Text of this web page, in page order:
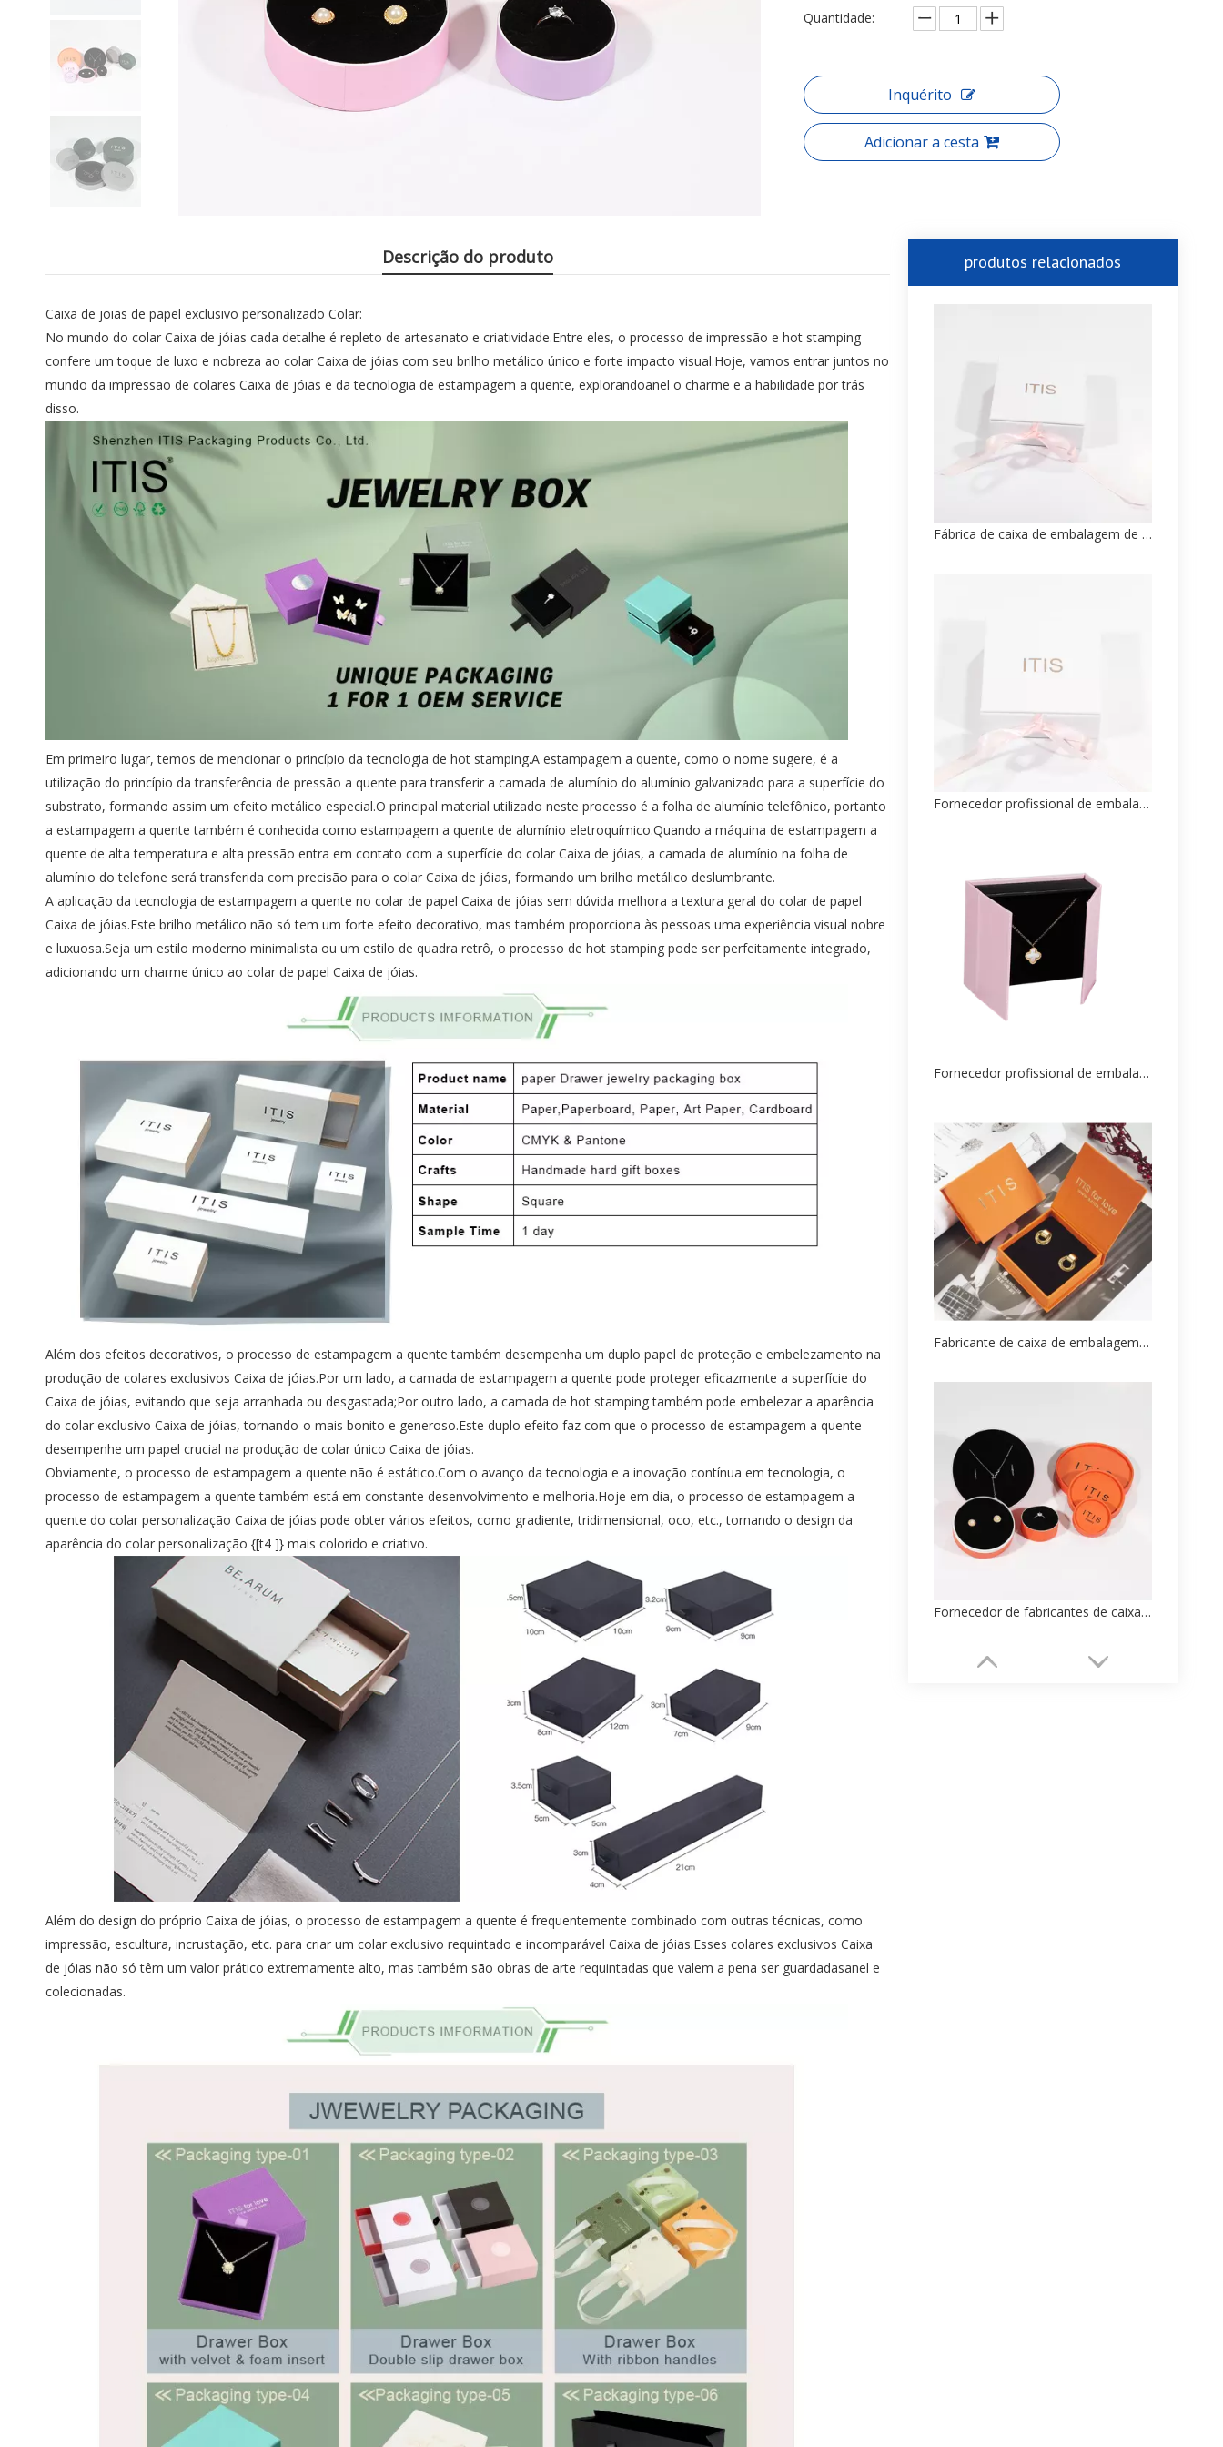
Quantidade:
Inquérito
Adicionar a cesta
Descrição do produto
Caixa de joias de papel exclusivo personalizado Colar:
No mundo do colar Caixa de jóias cada detalhe é repleto de artesanato e criatividade.Entre eles, o processo de impressão e hot stamping
confere um toque de luxo e nobreza ao colar Caixa de jóias com seu brilho metálico único e forte impacto visual.Hoje, vamos entrar juntos no
mundo da impressão de colares Caixa de jóias e da tecnologia de estampagem a quente, explorandoanel o charme e a habilidade por trás
disso.
Em primeiro lugar, temos de mencionar o princípio da tecnologia de hot stamping.A estampagem a quente, como o nome sugere, é a
utilização do princípio da transferência de pressão a quente para transferir a camada de alumínio do alumínio galvanizado para a superfície do
substrato, formando assim um efeito metálico especial.O principal material utilizado neste processo é a folha de alumínio telefônico, portanto
a estampagem a quente também é conhecida como estampagem a quente de alumínio eletroquímico.Quando a máquina de estampagem a
quente de alta temperatura e alta pressão entra em contato com a superfície do colar Caixa de jóias, a camada de alumínio na folha de
alumínio do telefone será transferida com precisão para o colar Caixa de jóias, formando um brilho metálico deslumbrante.
A aplicação da tecnologia de estampagem a quente no colar de papel Caixa de jóias sem dúvida melhora a textura geral do colar de papel
Caixa de jóias.Este brilho metálico não só tem um forte efeito decorativo, mas também proporciona às pessoas uma experiência visual nobre
e luxuosa.Seja um estilo moderno minimalista ou um estilo de quadra retrô, o processo de hot stamping pode ser perfeitamente integrado,
adicionando um charme único ao colar de papel Caixa de jóias.
Além dos efeitos decorativos, o processo de estampagem a quente também desempenha um duplo papel de proteção e embelezamento na
produção de colares exclusivos Caixa de jóias.Por um lado, a camada de estampagem a quente pode proteger eficazmente a superfície do
Caixa de jóias, evitando que seja arranhada ou desgastada;Por outro lado, a camada de hot stamping também pode embelezar a aparência
do colar exclusivo Caixa de jóias, tornando-o mais bonito e generoso.Este duplo efeito faz com que o processo de estampagem a quente
desempenhe um papel crucial na produção de colar único Caixa de jóias.
Obviamente, o processo de estampagem a quente não é estático.Com o avanço da tecnologia e a inovação contínua em tecnologia, o
processo de estampagem a quente também está em constante desenvolvimento e melhoria.Hoje em dia, o processo de estampagem a
quente do colar personalização Caixa de jóias pode obter vários efeitos, como gradiente, tridimensional, oco, etc., tornando o design da
aparência do colar personalização {[t4 ]} mais colorido e criativo.
Além do design do próprio Caixa de jóias, o processo de estampagem a quente é frequentemente combinado com outras técnicas, como
impressão, escultura, incrustação, etc. para criar um colar exclusivo requintado e incomparável Caixa de jóias.Esses colares exclusivos Caixa
de jóias não só têm um valor prático extremamente alto, mas também são obras de arte requintadas que valem a pena ser guardadasanel e
colecionadas.
produtos relacionados
Fábrica de caixa de embalagem de papel de pulseira personalizada de alta qualidade
Fornecedor profissional de embalagens de caixas de papel para joias personalizadas
Fornecedor profissional de embalagens de caixa de papel para joias personalizadas da China
Fabricante de caixa de embalagem de papel para colar personalizado de alta qualidade
Fornecedor de fabricantes de caixa de tubo de desenho animado de papel de alta qualidade personalizado